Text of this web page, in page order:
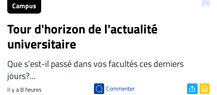
Campus
Tour d'horizon de l'actualité
universitaire
Que s’est-il passé dans vos facultés ces derniers
jours?...
il y a 8 heures Commenter